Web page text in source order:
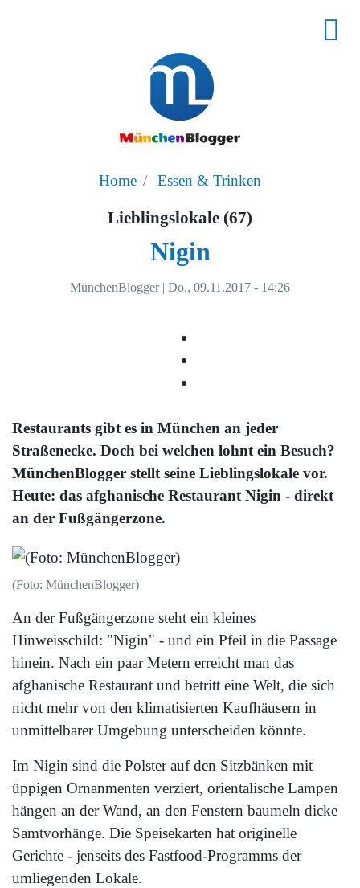
Home Essen & Trinken
Lieblingslokale (67)
Nigin
MünchenBlogger | Do., 09.11.2017 - 14:26
Restaurants gibt es in München an jeder
Straßenecke. Doch bei welchen lohnt ein Besuch?
MünchenBlogger stellt seine Lieblingslokale vor.
Heute: das afghanische Restaurant Nigin - direkt
an der Fußgängerzone.
(Foto: MünchenBlogger)
An der Fußgängerzone steht ein kleines
Hinweisschild: "Nigin" - und ein Pfeil in die Passage
hinein. Nach ein paar Metern erreicht man das
afghanische Restaurant und betritt eine Welt, die sich
nicht mehr von den klimatisierten Kaufhäusern in
unmittelbarer Umgebung unterscheiden könnte.
Im Nigin sind die Polster auf den Sitzbänken mit
üppigen Ornanmenten verziert, orientalische Lampen
hängen an der Wand, an den Fenstern baumeln dicke
Samtvorhänge. Die Speisekarten hat originelle
Gerichte - jenseits des Fastfood-Programms der
umliegenden Lokale.